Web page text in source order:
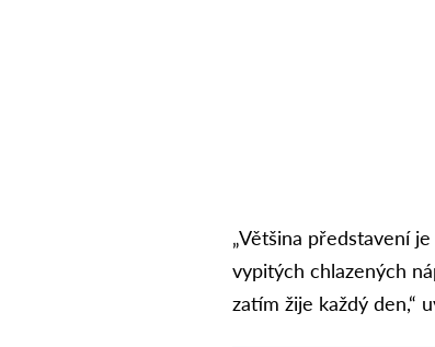
„Většina představení
vypitých chlazených
zatím žije každý den,“